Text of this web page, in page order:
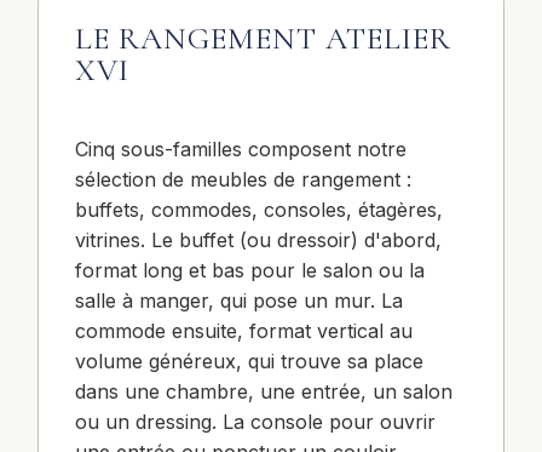
LE RANGEMENT ATELIER
XVI
Cinq sous-familles composent notre
sélection de meubles de rangement :
buffets, commodes, consoles, étagères,
vitrines. Le buffet (ou dressoir) d'abord,
format long et bas pour le salon ou la
salle à manger, qui pose un mur. La
commode ensuite, format vertical au
volume généreux, qui trouve sa place
dans une chambre, une entrée, un salon
ou un dressing. La console pour ouvrir